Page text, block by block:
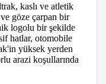
kaslı ve atletik
göze çarpan bir
logolu bir şekilde
hatlar, otomobile
yüksek yerden
arazi koşullarında